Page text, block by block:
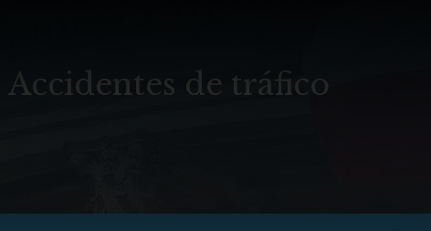
Accidentes de tráfico